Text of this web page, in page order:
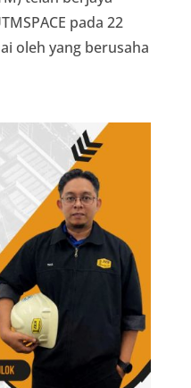
pada 22
oleh yang berusaha